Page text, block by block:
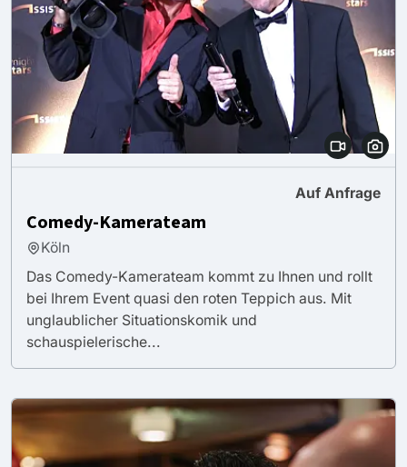
Auf Anfrage
Comedy-Kamerateam
Köln
Das Comedy-Kamerateam kommt zu Ihnen und rollt
bei Ihrem Event quasi den roten Teppich aus. Mit
unglaublicher Situationskomik und
schauspielerische...